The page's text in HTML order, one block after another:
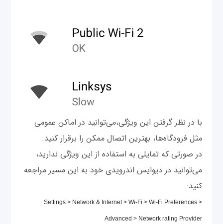
با در نظر گرفتن این ویژگی،می‌توانید در اماکن عمومی
مثل فرودگاه‌ها، بهترین اتصال ممکن را برقرار کنید.
در صورتی که تمایلی به استفاده از این ویژگی ندارید،
می‌توانید در دیوایس اندرویدی خود به این مسیر مراجعه
کنید:
Settings > Network & Internet > Wi-Fi > Wi-Fi Preferences >
Advanced > Network rating Provider